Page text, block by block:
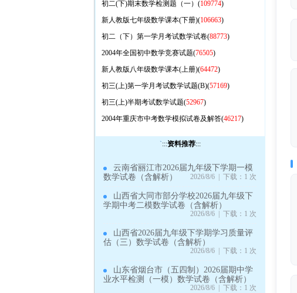
初二(下)期末数学检测题（一）(109774)
新人教版七年级数学课本(下册)(106663)
初二（下）第一学月考试数学试卷(88773)
2004年全国初中数学竞赛试题(76505)
新人教版八年级数学课本(上册)(64472)
初三(上)第一学月考试数学试题(B)(57169)
初三(上)半期考试数学试题(52967)
2004年重庆市中考数学模拟试卷及解答(46217)
`:::资料推荐:::
云南省丽江市2026届九年级下学期一模
数学试卷（含解析）
2026/8/6 | 下载：1 次
山西省大同市部分学校2026届九年级下
学期中考二模数学试卷（含解析）
2026/8/6 | 下载：1 次
山西省2026届九年级下学期学习质量评
估（三）数学试卷（含解析）
2026/8/6 | 下载：1 次
山东省烟台市（五四制）2026届期中学
业水平检测（一模）数学试卷（含解析）
2026/8/6 | 下载：1 次